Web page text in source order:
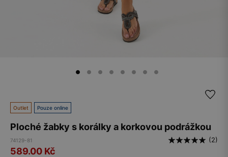
Outlet Pouze online
Ploché žabky s korálky a korkovou podrážkou
74129-81 (2)
589.00 Kč